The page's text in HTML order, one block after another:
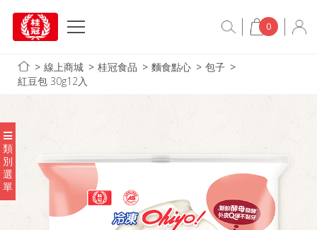
0
線上商城 桂冠食品 麵食點心
包子
紅豆包 30g12入
類
別
選
單